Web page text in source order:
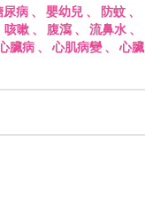
尿病、 嬰幼兒、 防蚊、
咳嗽、 腹瀉、 流鼻水、
臟病、 心肌病變、 心臟